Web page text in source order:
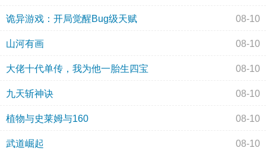
诡异游戏：开局觉醒Bug级天赋 08-10
山河有画 08-10
大佬十代单传，我为他一胎生四宝 08-10
九天斩神诀 08-10
植物与史莱姆与160 08-10
武道崛起 08-10